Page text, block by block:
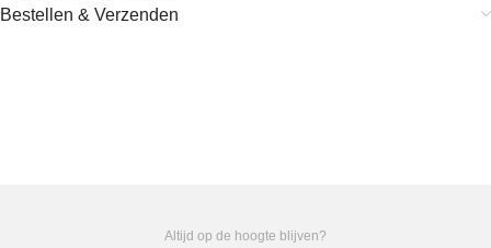
Bestellen & Verzenden
Altijd op de hoogte blijven?